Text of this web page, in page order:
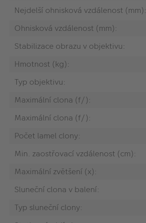
Nejdelší ohnisková vzdálenost (mm):
Ohnisková vzdálenost (mm):
Stabilizace obrazu v objektivu:
Hmotnost (kg):
Typ objektivu:
Maximální clona (f/):
Maximální clona (f/):
Počet lamel clony:
Min. zaostřovací vzdálenost (cm):
Maximální zvětšení (x):
Sluneční clona v balení:
Typ sluneční clony: